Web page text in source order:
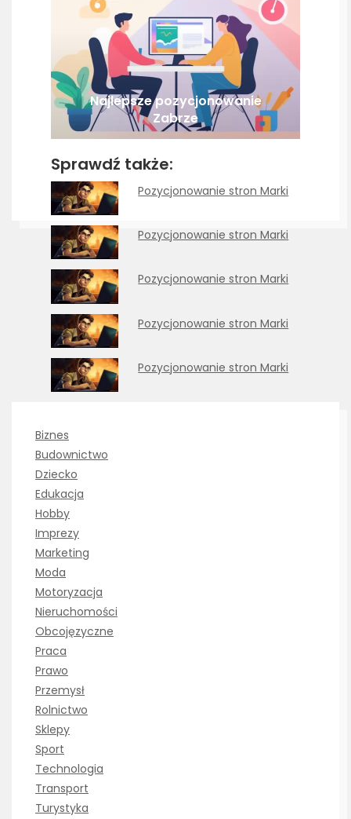
Najlepsze pozycjonowanie
Zabrze
Sprawdź także:
Pozycjonowanie stron Marki
Pozycjonowanie stron Marki
Pozycjonowanie stron Marki
Pozycjonowanie stron Marki
Pozycjonowanie stron Marki
Biznes
Budownictwo
Dziecko
Edukacja
Hobby
Imprezy
Marketing
Moda
Motoryzacja
Nieruchomości
Obcojęzyczne
Praca
Prawo
Przemysł
Rolnictwo
Sklepy
Sport
Technologia
Transport
Turystyka